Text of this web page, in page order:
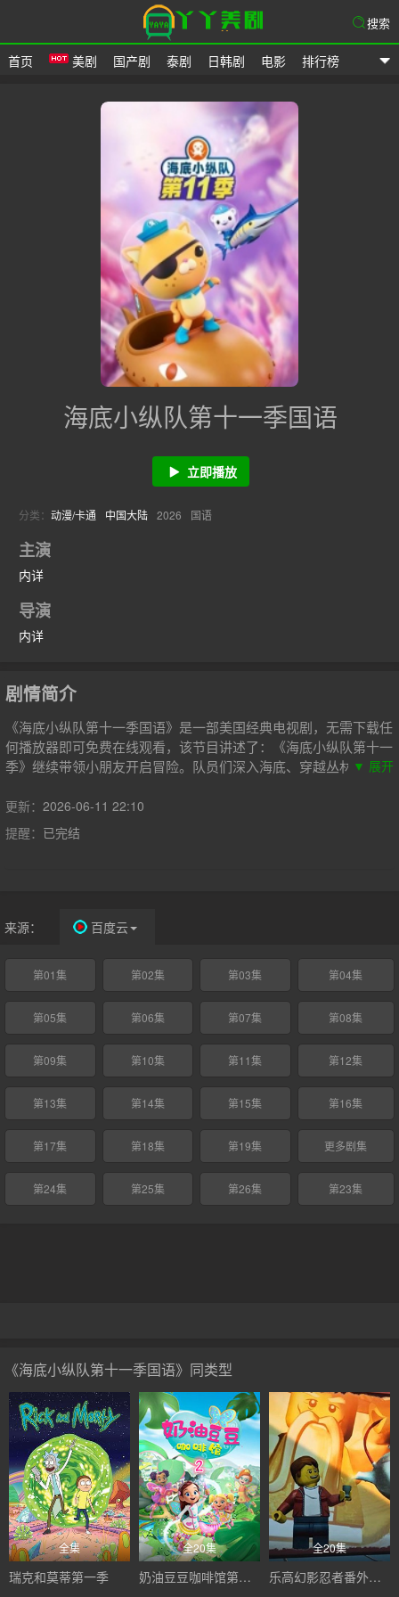
首页 美剧 国产剧 泰剧 日韩剧 电影 排行榜
搜索
海底小纵队第十一季国语
立即播放
分类： 动漫/卡通 中国大陆 2026 国语
主演
内详
导演
内详
剧情简介
《海底小纵队第十一季国语》是一部美国经典电视剧，无需下载任
何播放器即可免费在线观看，该节目讲述了：《海底小纵队第十一
季》继续带领小朋友开启冒险。队员们深入海底、穿越丛林、探索
草原犬鼠、熊猫等动物，处理海鼻涕、森林大火等问题；还探索洞
穴、见证物种迁徙，传递环保、合作与勇气的理念，强化生态保护
意识。
▼ 展开
更新： 2026-06-11 22:10
提醒： 已完结
来源： 百度云
第01集 第02集 第03集 第04集
第05集 第06集 第07集 第08集
第09集 第10集 第11集 第12集
第13集 第14集 第15集 第16集
第17集 第18集 第19集 更多剧集
第23集
第24集 第25集 第26集
《海底小纵队第十一季国语》同类型
全集
瑞克和莫蒂第一季
全20集
奶油豆豆咖啡馆第二季
全20集
乐高幻影忍者番外篇：吴大师的茶铺